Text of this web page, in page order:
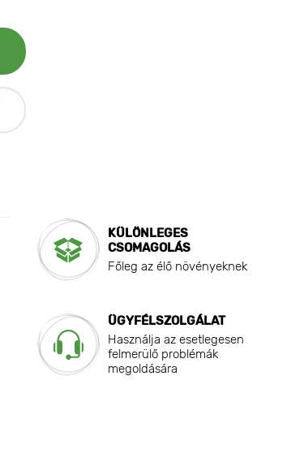
KÜLÖNLEGES
CSOMAGOLÁS
Főleg az élő növényeknek
ÜGYFÉLSZOLGÁLAT
Használja az esetlegesen
felmerülő problémák
megoldására